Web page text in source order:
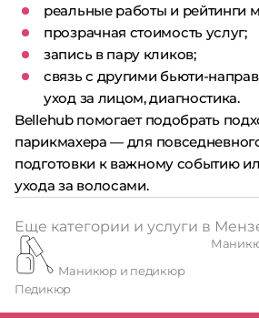
реальные работы и рейтинги
прозрачная стоимость услуг;
запись в пару кликов;
связь с другими бьюти-
уход за лицом, диагностика.
Bellehub помогает подобрать
парикмахера — для
подготовки к важному событию
ухода за волосами.
Еще категории и услуги в
Маникюр и педикюр
Педикюр